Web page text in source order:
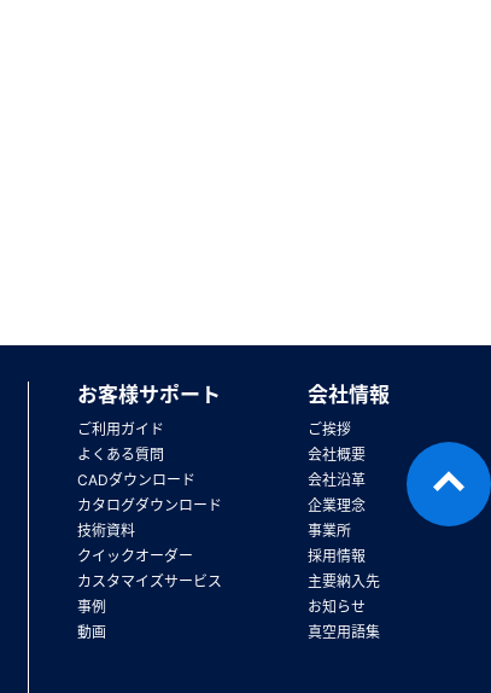
お客様サポート
ご利用ガイド
よくある質問
CADダウンロード
カタログダウンロード
技術資料
クイックオーダー
カスタマイズサービス
事例
動画
会社情報
ご挨拶
会社概要
会社沿革
企業理念
事業所
採用情報
主要納入先
お知らせ
真空用語集